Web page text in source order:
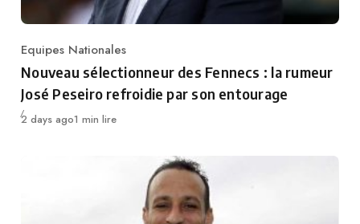
Category
Equipes Nationales
Nouveau sélectionneur des Fennecs : la rumeur
José Peseiro refroidie par son entourage
Publié
2 days ago1 min lire